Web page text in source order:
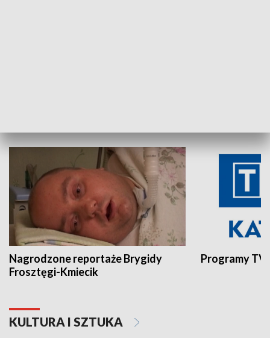
Nagrodzone reportaże Brygidy
Frosztęgi-Kmiecik
Programy
KULTURA I SZTUKA